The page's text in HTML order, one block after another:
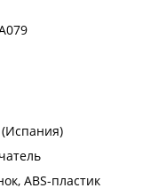
ABS-пластик